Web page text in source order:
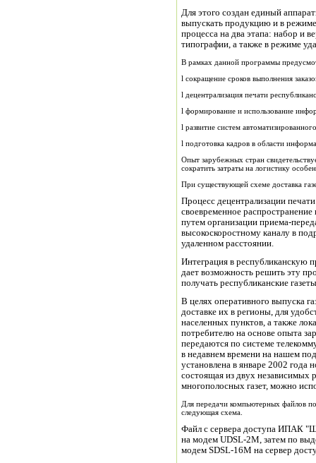
Для этого создан единый
выпускать продукцию и в режиме
процесса на два этапа: набор и
типографии, а также в режиме
В рамках данной программы
l сокращение сроков выполнения
l децентрализация печати
l формирование и использование
l развитие систем
l подготовка кадров в области
Опыт зарубежных стран
сократить затраты на логистику
При существующей схеме доставка
Процесс децентрализации
своевременное
путем организации приема-
высокоскоростному каналу в
удаленном расстоянии.
Интеграция в республиканскую
дает возможность решить эту
получать республиканские
В целях оперативного выпуска
доставке их в регионы, для
населенных пунктов, а также
потребителю на основе опыта
передаются по системе
в недавнем времени на нашем
установлена в январе 2002 года
состоящая из двух независимых
многополосных газет, можно
Для передачи компьютерных файлов
следующая схема.
Файл с сервера доступа ИПАК
на модем UDSL-2M, затем по
модем SDSL-16M на сервер